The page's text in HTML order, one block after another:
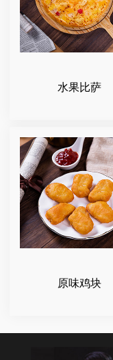
水果比萨
原味鸡块